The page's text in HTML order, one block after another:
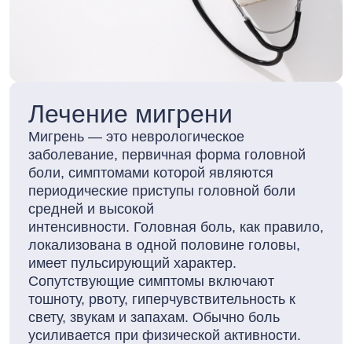
Лечение мигрени
Мигрень — это неврологическое
заболевание, первичная форма головной
боли, симптомами которой являются
периодические приступы головной боли
средней и высокой
интенсивности. Головная боль, как правило,
локализована в одной половине головы,
имеет пульсирующий характер.
Сопутствующие симптомы включают
тошноту, рвоту, гиперчувствительность к
свету, звукам и запахам. Обычно боль
усиливается при физической активности.